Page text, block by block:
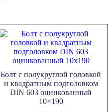
Болт с полукруглой головкой
и квадратным подголовком
DIN 603 оцинкованный
10×190